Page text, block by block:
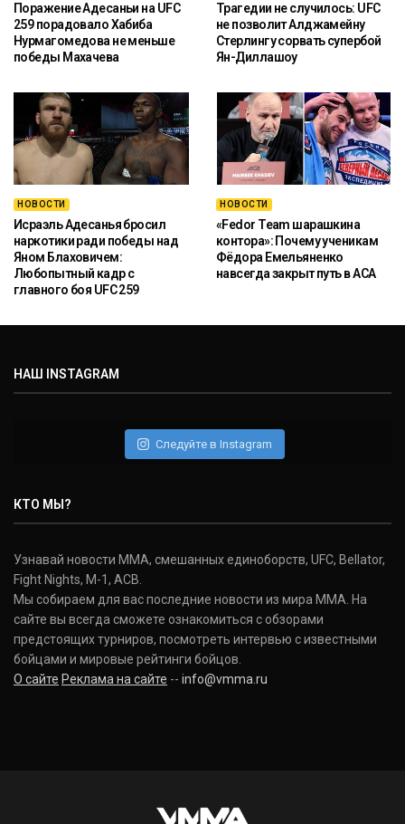
Поражение Адесаньи на UFC
259 порадовало Хабиба
Нурмагомедова не меньше
победы Махачева
Трагедии не случилось: UFC
не позволит Алджамейну
Стерлингу сорвать супербой
Ян-Диллашоу
НОВОСТИ
Исраэль Адесанья бросил
наркотики ради победы над
Яном Блаховичем:
Любопытный кадр с
главного боя UFC 259
НОВОСТИ
«Fedor Team шарашкина
контора»: Почему ученикам
Фёдора Емельяненко
навсегда закрыт путь в ACA
НАШ INSTAGRAM
Следуйте в Instagram
КТО МЫ?
Узнавай новости ММА, смешанных единоборств, UFC, Bellator,
Fight Nights, M-1, ACB.
Мы собираем для вас последние новости из мира ММА. На
сайте вы всегда сможете ознакомиться с обзорами
предстоящих турниров, посмотреть интервью с известными
бойцами и мировые рейтинги бойцов.
О сайте Реклама на сайте -- info@vmma.ru